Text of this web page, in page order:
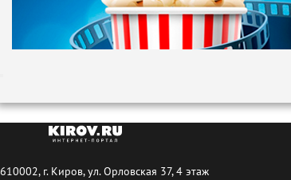
610002, г. Киров, ул. Орловская 37, 4 этаж